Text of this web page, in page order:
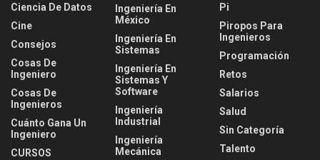
Ciencia De Datos
Cine
Consejos
Cosas De
Ingeniero
Cosas De
Ingenieros
Cuánto Gana Un
Ingeniero
CURSOS
Ingeniería En
México
Ingeniería En
Sistemas
Ingeniería En
Sistemas Y
Software
Ingeniería
Industrial
Ingeniería
Mecánica
Pi
Piropos Para
Ingenieros
Programación
Retos
Salarios
Salud
Sin Categoría
Talento